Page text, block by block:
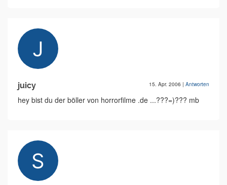
juicy 15. Apr. 2006 | Antworten
hey bist du der böller von horrorfilme .de ...???=)??? mb